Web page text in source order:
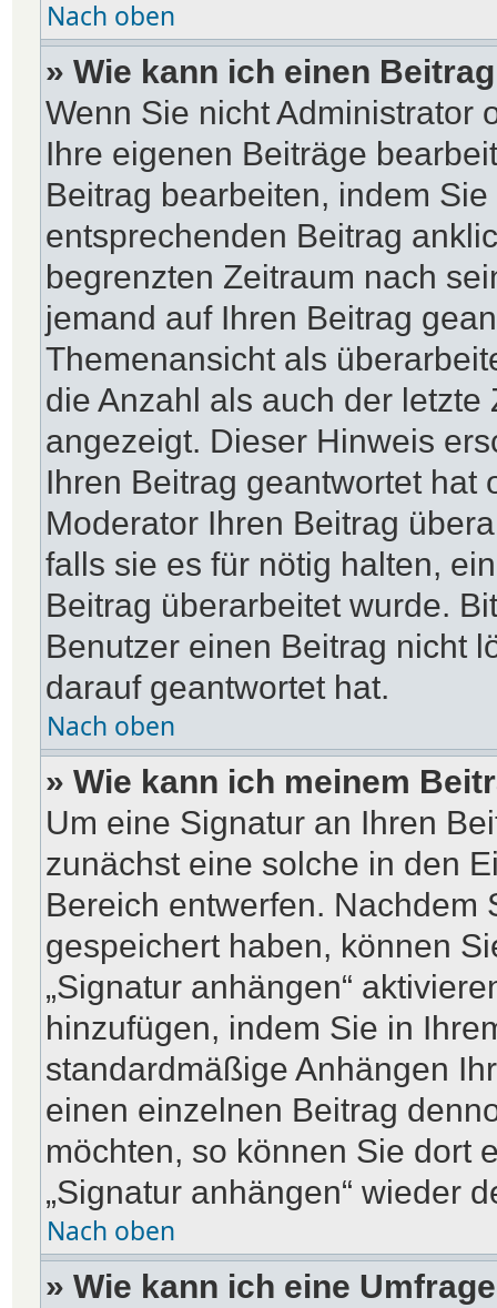
Nach oben
» Wie kann ich einen
Wenn Sie nicht Administrator
Ihre eigenen Beiträge
Beitrag bearbeiten, indem
entsprechenden Beitrag
begrenzten Zeitraum nach
jemand auf Ihren Beitrag
Themenansicht als
die Anzahl als auch der
angezeigt. Dieser Hinweis
Ihren Beitrag geantwortet hat
Moderator Ihren Beitrag
falls sie es für nötig halten,
Beitrag überarbeitet wurde.
Benutzer einen Beitrag nicht
darauf geantwortet hat.
Nach oben
» Wie kann ich meinem
Um eine Signatur an Ihren
zunächst eine solche in den
Bereich entwerfen. Nachdem
gespeichert haben, können
„Signatur anhängen“
hinzufügen, indem Sie in
standardmäßige Anhängen
einen einzelnen Beitrag
möchten, so können Sie dort
„Signatur anhängen“ wieder
Nach oben
» Wie kann ich eine